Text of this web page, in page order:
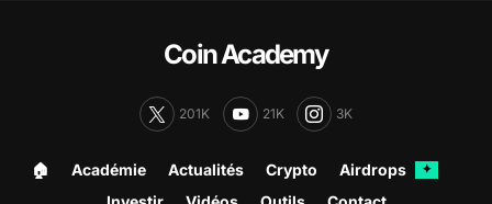
Coin Academy
201K 21K 3K
🏠︎ Académie Actualités Crypto Airdrops ✦